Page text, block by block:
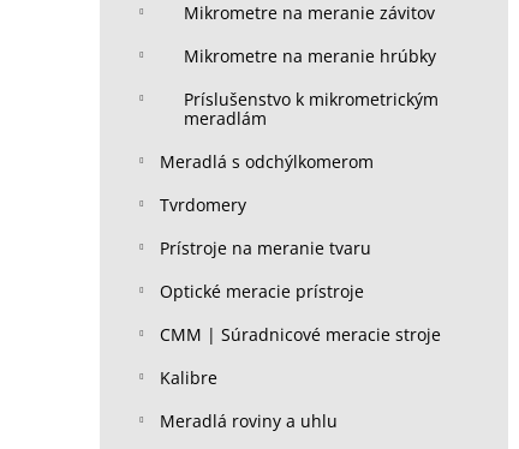
Mikrometre na meranie závitov
Mikrometre na meranie hrúbky
Príslušenstvo k mikrometrickým
meradlám
Meradlá s odchýlkomerom
Tvrdomery
Prístroje na meranie tvaru
Optické meracie prístroje
CMM | Súradnicové meracie stroje
Kalibre
Meradlá roviny a uhlu